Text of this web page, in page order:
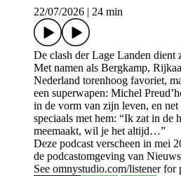
22/07/2026
24 min
De clash der Lage Landen dient
Met namen als Bergkamp,
Nederland torenhoog favoriet,
een superwapen: Michel
in de vorm van zijn leven, en net
speciaals met hem: “Ik zat in de
meemaakt, wil je het altijd…”
Deze podcast verscheen in mei
de podcastomgeving van
See omnystudio.com/listener